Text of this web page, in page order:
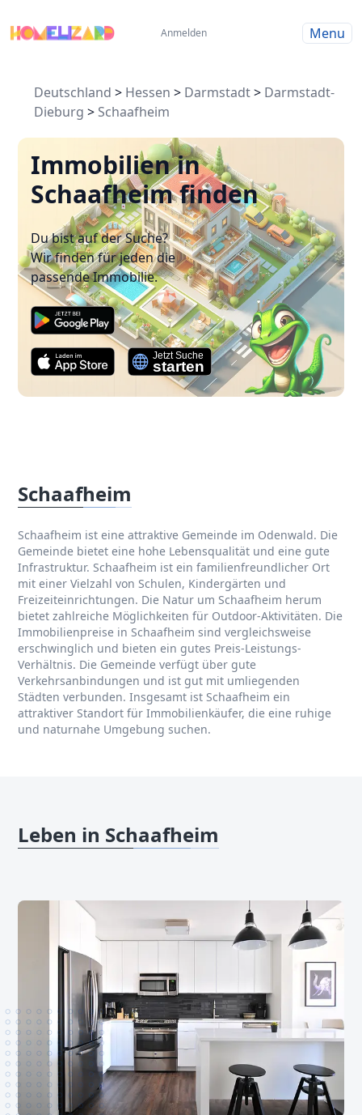
Anmelden Menu
Deutschland > Hessen > Darmstadt> Darmstadt-
Dieburg > Schaafheim
Immobilien in
Schaafheim finden
Du bist auf der Suche?
Wir finden für jeden die
passende Immobilie.
Schaafheim
Schaafheim ist eine attraktive Gemeinde im Odenwald. Die
Gemeinde bietet eine hohe Lebensqualität und eine gute
Infrastruktur. Schaafheim ist ein familienfreundlicher Ort
mit einer Vielzahl von Schulen, Kindergärten und
Freizeiteinrichtungen. Die Natur um Schaafheim herum
bietet zahlreiche Möglichkeiten für Outdoor-Aktivitäten. Die
Immobilienpreise in Schaafheim sind vergleichsweise
erschwinglich und bieten ein gutes Preis-Leistungs-
Verhältnis. Die Gemeinde verfügt über gute
Verkehrsanbindungen und ist gut mit umliegenden
Städten verbunden. Insgesamt ist Schaafheim ein
attraktiver Standort für Immobilienkäufer, die eine ruhige
und naturnahe Umgebung suchen.
Leben in Schaafheim